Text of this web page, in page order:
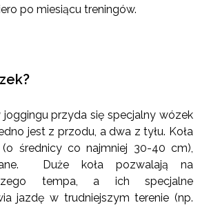
po miesiącu treningów.
joggingu przyda się specjalny wózek
jest z przodu, a dwa z tyłu. Koła
średnicy co najmniej 30-40 cm),
Duże koła pozwalają na
tempa, a ich specjalne
jazdę w trudniejszym terenie (np.